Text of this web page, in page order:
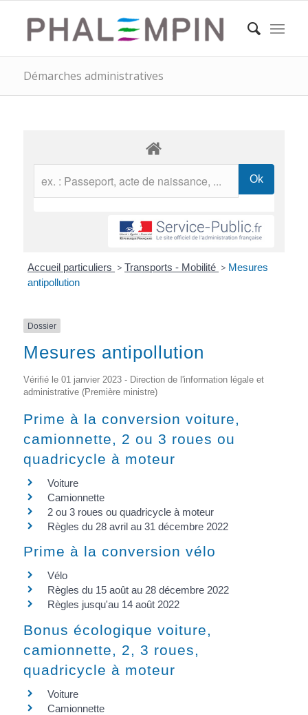
Démarches administratives
Accueil particuliers > Transports - Mobilité > Mesures
antipollution
Dossier
Mesures antipollution
Vérifié le 01 janvier 2023 - Direction de l'information légale et
administrative (Première ministre)
Prime à la conversion voiture,
camionnette, 2 ou 3 roues ou
quadricycle à moteur
Voiture
Camionnette
2 ou 3 roues ou quadricycle à moteur
Règles du 28 avril au 31 décembre 2022
Prime à la conversion vélo
Vélo
Règles du 15 août au 28 décembre 2022
Règles jusqu'au 14 août 2022
Bonus écologique voiture,
camionnette, 2, 3 roues,
quadricycle à moteur
Voiture
Camionnette